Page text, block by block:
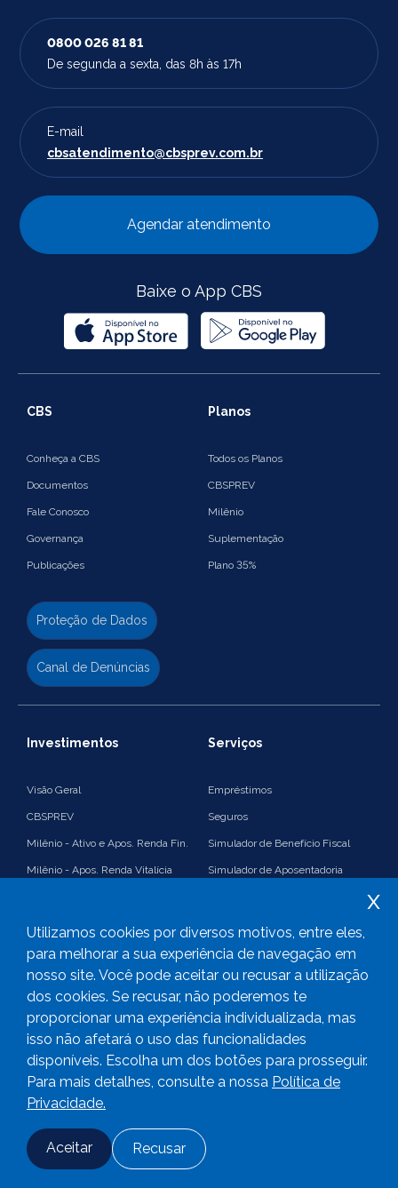
Fale conosco Adesão
0800 026 81 81
De segunda a sexta, das 8h às 17h
E-mail
cbsatendimento@cbsprev.com.br
Agendar atendimento
Baixe o App CBS
CBS
Conheça a CBS
Documentos
Fale Conosco
Governança
Publicações
Proteção de Dados
Canal de Denúncias
Planos
Todos os Planos
CBSPREV
Milênio
Suplementação
Plano 35%
Investimentos
Visão Geral
CBSPREV
Milênio - Ativo e Apos. Renda Fin.
Milênio - Apos. Renda Vitalícia
PGA
Consolidado
Serviços
Empréstimos
Seguros
Simulador de Benefício Fiscal
Simulador de Aposentadoria
Fiscal
Links úteis
CBS Previdência -2023Todos os direitos reservados
Desenvolvido com
x
Utilizamos cookies por diversos motivos, entre eles,
para melhorar a sua experiência de navegação em
nosso site. Você pode aceitar ou recusar a utilização
dos cookies. Se recusar, não poderemos te
proporcionar uma experiência individualizada, mas
isso não afetará o uso das funcionalidades
disponíveis. Escolha um dos botões para prosseguir.
Para mais detalhes, consulte a nossa Política de
Privacidade.
Aceitar Recusar